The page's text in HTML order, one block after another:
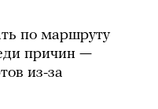
по маршруту
причин —
из-за